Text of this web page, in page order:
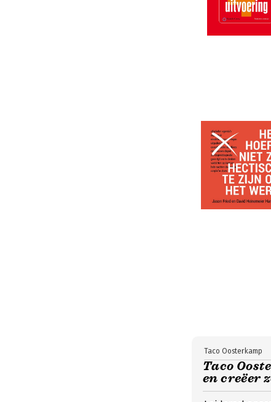
Taco
en creëer
Taco Oosterkamp